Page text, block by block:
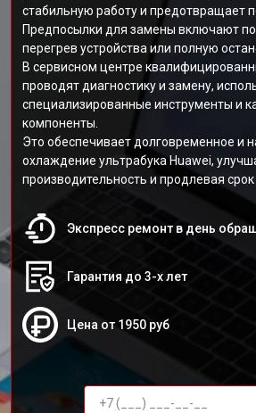
стабильную работу и предотвращает
Предпосылки для замены включают
перегрев устройства или полную
В сервисном центре
проводят диагностику и замену,
специализированные инструменты и
компоненты.
Это обеспечивает долговременное и
охлаждение ультрабука Huawei,
производительность и продлевая
Экспресс ремонт в день
Гарантия до 3-х лет
Цена от 1950 руб